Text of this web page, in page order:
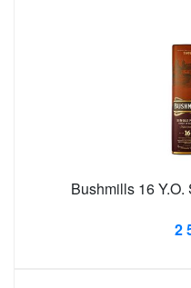
Bushmills 16
2